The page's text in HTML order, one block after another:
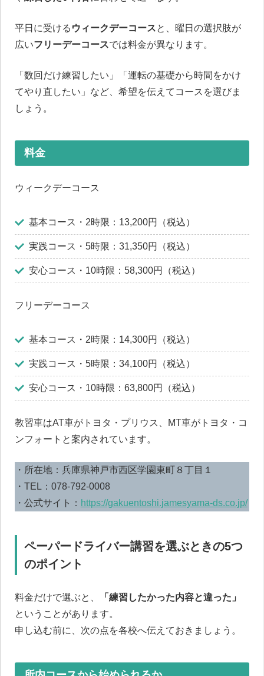
平日に受ける ウィークデーコースと、曜日の選択肢が
広いフリーデーコースでは料金が異なります。
「数回だけ練習したい」「運転の基礎から時間をかけ
てやり直したい」など、希望を伝えてコースを選びま
しょう。
料金
ウィークデーコース
基本コース・2時限：13,200円（税込）
実践コース・5時限：31,350円（税込）
安心コース・10時限：58,300円（税込）
フリーデーコース
基本コース・2時限：14,300円（税込）
実践コース・5時限：34,100円（税込）
安心コース・10時限：63,800円（税込）
教習車はAT車がトヨタ・プリウス、MT車がトヨタ・コ
ンフォートと案内されています。
・所在地：兵庫県神戸市西区学園東町８丁目１
・TEL：078-792-0008
・公式サイト： https://gakuentoshi.jamesyama-ds.co.jp/
ペーパードライバー講習を選ぶときの5つ
のポイント
料金だけで選ぶと、
「練習したかった内容と違った」
ということがあります。
申し込む前に、次の点を各校へ伝えておきましょう。